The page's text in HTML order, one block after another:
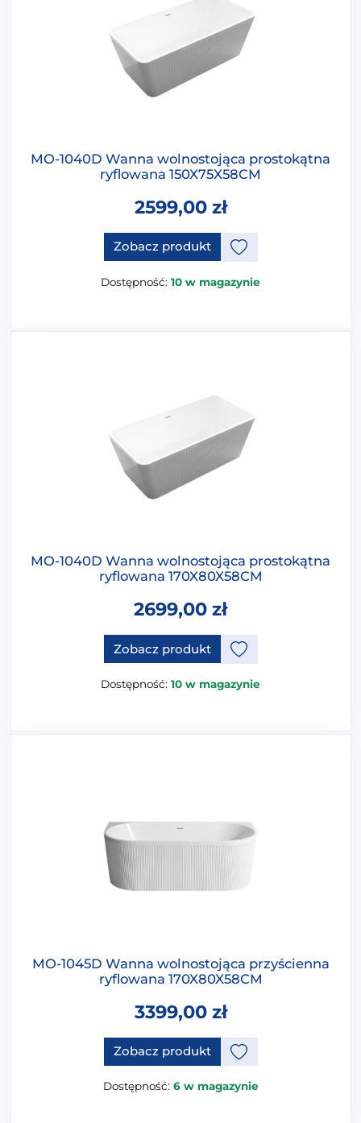
MO-1040D Wanna wolnostojąca prostokątna
ryflowana 150X75X58CM
2599,00 zł
Zobacz produktTen produkt ma opcje, które
Dostępność: 10 w magazynie
MO-1040D Wanna wolnostojąca prostokątna
ryflowana 170X80X58CM
2699,00 zł
Zobacz produktTen produkt ma opcje, które
Dostępność: 10 w magazynie
MO-1045D Wanna wolnostojąca przyścienna
ryflowana 170X80X58CM
3399,00 zł
Zobacz produktTen produkt ma opcje, które
Dostępność: 6 w magazynie